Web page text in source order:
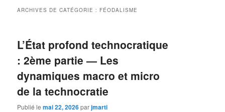
ARCHIVES DE CATÉGORIE : FÉODALISME
L’État profond technocratique
: 2ème partie — Les
dynamiques macro et micro
de la technocratie
Publié lemai 22, 2026parjmarti